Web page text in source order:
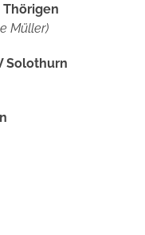
Müller)
Solothurn